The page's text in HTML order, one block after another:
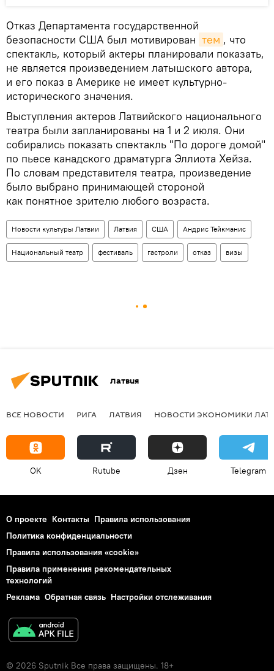
Отказ Департамента государственной
безопасности США был мотивирован тем , что
спектакль, который актеры планировали показать,
не является произведением латышского автора,
и его показ в Америке не имеет культурно-
исторического значения.
Выступления актеров Латвийского национального
театра были запланированы на 1 и 2 июля. Они
собирались показать спектакль "По дороге домой"
по пьесе канадского драматурга Эллиота Хейза.
По словам представителя театра, произведение
было выбрано принимающей стороной
как понятное зрителю любого возраста.
Новости культуры Латвии Латвия США Андрис Тейкманис
Национальный театр фестиваль гастроли отказ визы
Латвия
ВСЕ НОВОСТИ РИГА ЛАТВИЯ НОВОСТИ ЭКОНОМИКИ
OK Rutube Дзен Telegram
О проекте Контакты Правила использования
Политика конфиденциальности
Правила использования «cookie»
Правила применения рекомендательных
технологий
Реклама Обратная связь Настройки отслеживания
© 2026 Sputnik Все права защищены. 18+